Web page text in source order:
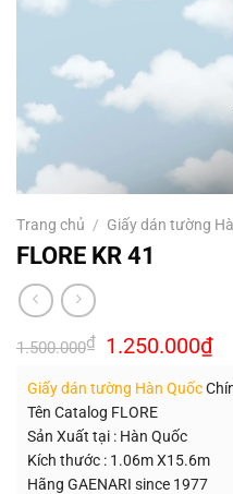
Trang chủ / Giấy dán tường
FLORE KR 41
1.500.000₫ Giá
gốc
1.500.000₫.
1.250.000₫Giá
hiện
là:
Giấy dán tường Hàn Quốc
Tên Catalog FLORE
Sản Xuất tại : Hàn Quốc
Kích thước : 1.06m X15.6m
Hãng GAENARI since 1977